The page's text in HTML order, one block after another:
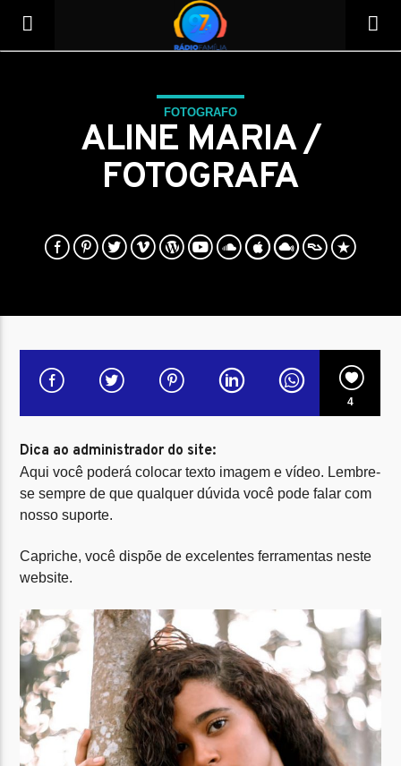
Título
Artista
Site Rádio 2
FOTOGRAFO
ALINE MARIA /
FOTOGRAFA
4
Dica ao administrador do site:
Aqui você poderá colocar texto imagem e vídeo. Lembre-
se sempre de que qualquer dúvida você pode falar com
nosso suporte.
Capriche, você dispõe de excelentes ferramentas neste
website.